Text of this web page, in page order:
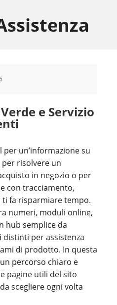
e Servizio
per un’informazione su
risolvere un
in negozio o per
con tracciamento,
fa risparmiare tempo.
numeri, moduli online,
hub semplice da
per assistenza
di prodotto. In questa
percorso chiaro e
pagine utili del sito
scegliere ogni volta